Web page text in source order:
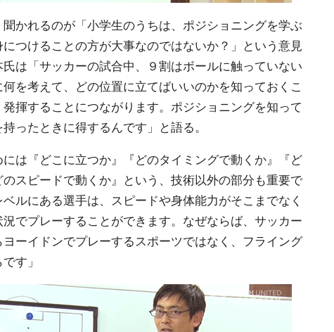
かれるのが「小学生のうちは、ポジショニングを学ぶ
つけることの方が大事なのではないか？」という意見
は「サッカーの試合中、９割はボールに触っていない
を考えて、どの位置に立てばいいのかを知っておくこ
揮することにつながります。ポジショニングを知って
ったときに得するんです」と語る。
には『どこに立つか』『どのタイミングで動くか』『ど
スピードで動くか』という、技術以外の部分も重要で
ルにある選手は、スピードや身体能力がそこまでなく
でプレーすることができます。なぜならば、サッカー
ーイドンでプレーするスポーツではなく、フライング
す」